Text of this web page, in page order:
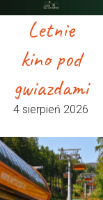
Letnie
kino pod
gwiazdami
4 sierpień 2026